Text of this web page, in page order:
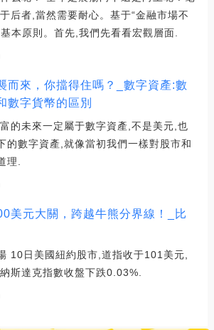
后者,當然需要耐心。基于“金融市場不
本原則。首先,我們先看看宏觀層面.
而來，你擋得住嗎？_數字資產:數
數字貨幣的區別
的未來一定屬于數字資產,不是美元,也
的數字資產,就像當初我們一樣對股市和
理.
美元大關，跨越牛熊分界線！_比
10日美國紐約股市,道指收于101美元,
斯達克指數收盤下跌0.03%.